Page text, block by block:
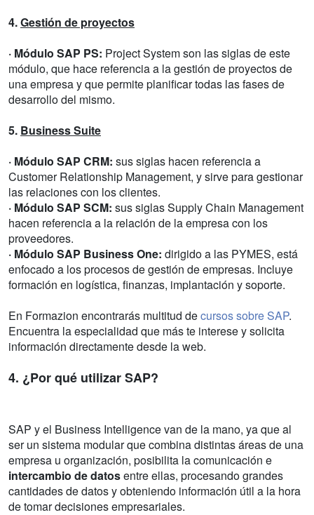
4.Gestión de proyectos
· Módulo SAP PS: Project System son las siglas de este
módulo, que hace referencia a la gestión de proyectos de
una empresa y que permite planificar todas las fases de
desarrollo del mismo.
5. Business Suite
· Módulo SAP CRM: sus siglas hacen referencia a
Customer Relationship Management, y sirve para gestionar
las relaciones con los clientes.
· Módulo SAP SCM: sus siglas Supply Chain Management
hacen referencia a la relación de la empresa con los
proveedores.
· Módulo SAP Business One: dirigido a las PYMES, está
enfocado a los procesos de gestión de empresas. Incluye
formación en logística, finanzas, implantación y soporte.
En Formazion encontrarás multitud decursos sobre SAP.
Encuentra la especialidad que más te interese y solicita
información directamente desde la web.
4. ¿Por qué utilizar SAP?
SAP y el Business Intelligence van de la mano, ya que al
ser un sistema modular que combina distintas áreas de una
empresa u organización, posibilita la comunicación e
intercambio de datosentre ellas, procesando grandes
cantidades de datos y obteniendo información útil a la hora
de tomar decisiones empresariales.